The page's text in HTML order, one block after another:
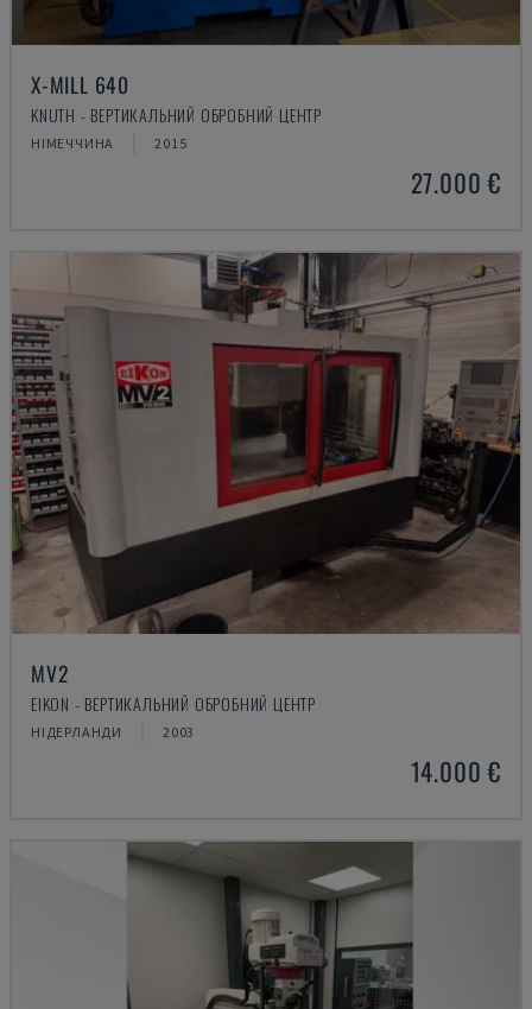
X-MILL 640
KNUTH - ВЕРТИКАЛЬНИЙ ОБРОБНИЙ ЦЕНТР
НІМЕЧЧИНА 2015
27.000 €
MV2
EIKON - ВЕРТИКАЛЬНИЙ ОБРОБНИЙ ЦЕНТР
НІДЕРЛАНДИ 2003
14.000 €